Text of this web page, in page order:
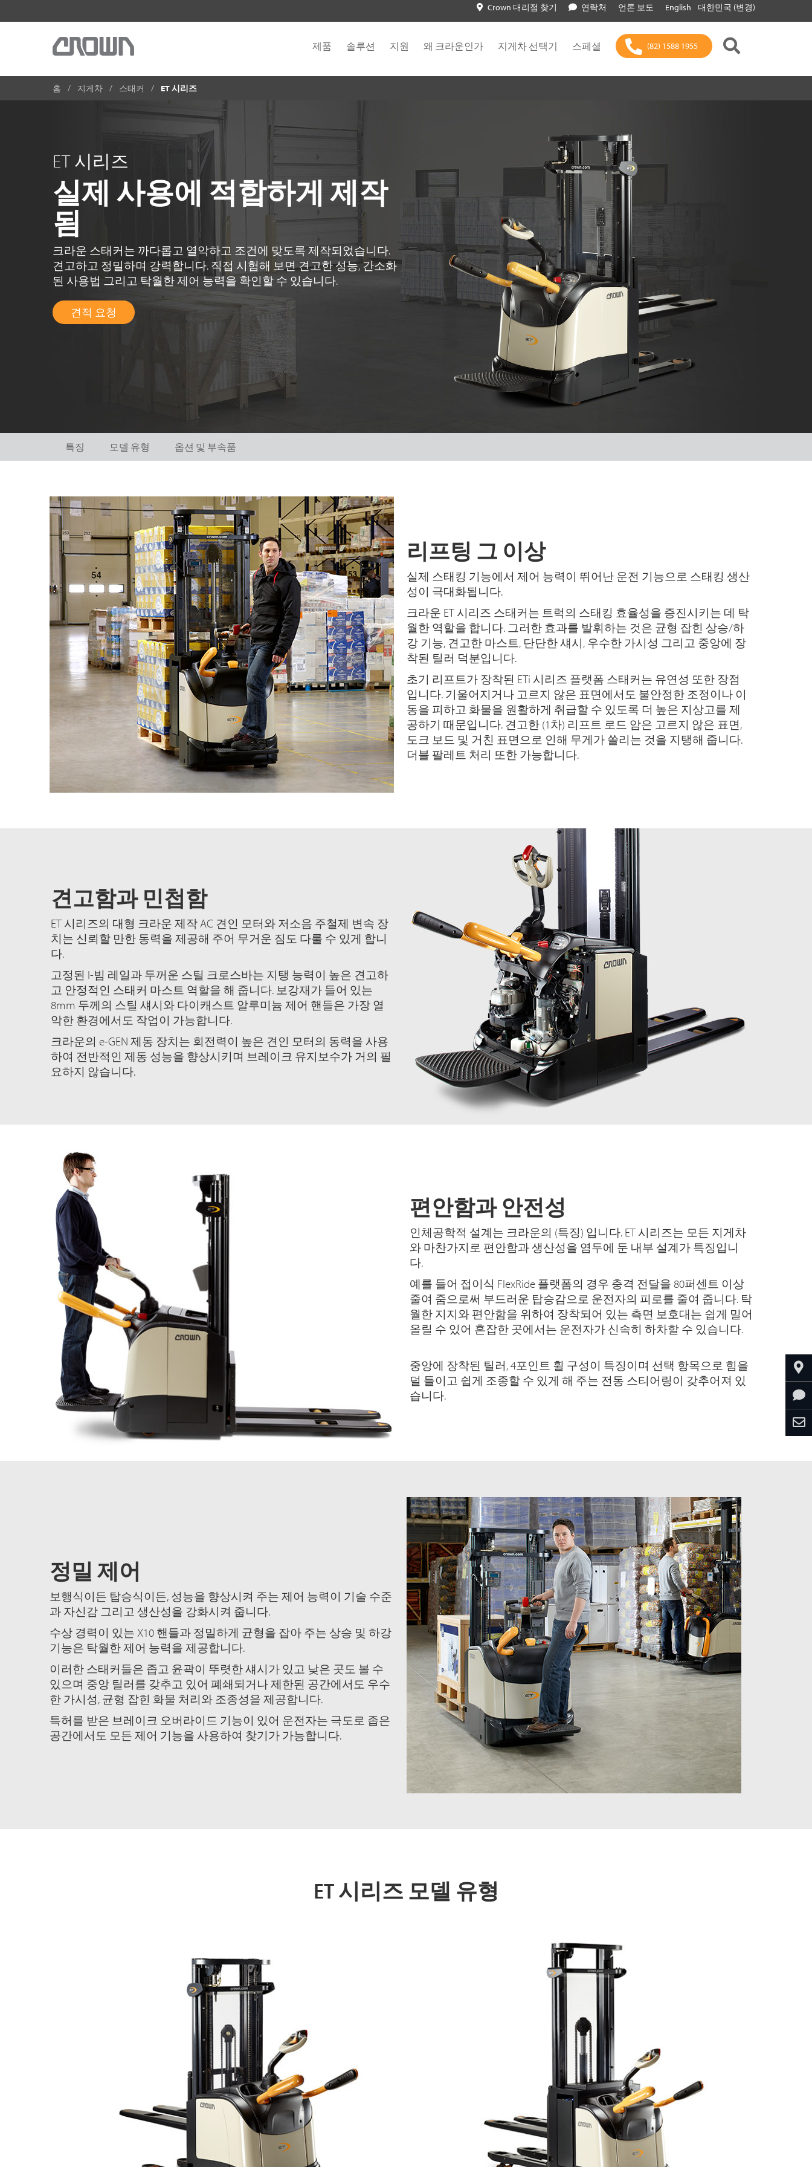
Crown 대리점 찾기 연락처 언론 보도 English 대한민국 (변경)
제품 솔루션 지원 왜 크라운인가 지게차 선택기 스페셜 (82) 1588 1955
홈 지게차 스태커 ET 시리즈
ET 시리즈
실제 사용에 적합하게 제작
됨
크라운 스태커는 까다롭고 열악하고 조건에 맞도록 제작되었습니다.
견고하고 정밀하며 강력합니다. 직접 시험해 보면 견고한 성능, 간소화
된 사용법 그리고 탁월한 제어 능력을 확인할 수 있습니다.
견적 요청
특징 모델 유형 옵션 및 부속품
리프팅 그 이상
실제 스태킹 기능에서 제어 능력이 뛰어난 운전 기능으로 스태킹 생산
성이 극대화됩니다.
크라운 ET 시리즈 스태커는 트럭의 스태킹 효율성을 증진시키는 데 탁
월한 역할을 합니다. 그러한 효과를 발휘하는 것은 균형 잡힌 상승/하
강 기능, 견고한 마스트, 단단한 섀시, 우수한 가시성 그리고 중앙에 장
착된 틸러 덕분입니다.
초기 리프트가 장착된 ETi 시리즈 플랫폼 스태커는 유연성 또한 장점
입니다. 기울어지거나 고르지 않은 표면에서도 불안정한 조정이나 이
동을 피하고 화물을 원활하게 취급할 수 있도록 더 높은 지상고를 제
공하기 때문입니다. 견고한 (1차) 리프트 로드 암은 고르지 않은 표면,
도크 보드 및 거친 표면으로 인해 무게가 쏠리는 것을 지탱해 줍니다.
더블 팔레트 처리 또한 가능합니다.
견고함과 민첩함
ET 시리즈의 대형 크라운 제작 AC 견인 모터와 저소음 주철제 변속 장
치는 신뢰할 만한 동력을 제공해 주어 무거운 짐도 다룰 수 있게 합니
다.
고정된 I-빔 레일과 두꺼운 스틸 크로스바는 지탱 능력이 높은 견고하
고 안정적인 스태커 마스트 역할을 해 줍니다. 보강재가 들어 있는
8mm 두께의 스틸 섀시와 다이캐스트 알루미늄 제어 핸들은 가장 열
악한 환경에서도 작업이 가능합니다.
크라운의 e-GEN 제동 장치는 회전력이 높은 견인 모터의 동력을 사용
하여 전반적인 제동 성능을 향상시키며 브레이크 유지보수가 거의 필
요하지 않습니다.
편안함과 안전성
인체공학적 설계는 크라운의 (특징) 입니다. ET 시리즈는 모든 지게차
와 마찬가지로 편안함과 생산성을 염두에 둔 내부 설계가 특징입니
다.
예를 들어 접이식 FlexRide 플랫폼의 경우 충격 전달을 80퍼센트 이상
줄여 줌으로써 부드러운 탑승감으로 운전자의 피로를 줄여 줍니다. 탁
월한 지지와 편안함을 위하여 장착되어 있는 측면 보호대는 쉽게 밀어
올릴 수 있어 혼잡한 곳에서는 운전자가 신속히 하차할 수 있습니다.
중앙에 장착된 틸러, 4포인트 휠 구성이 특징이며 선택 항목으로 힘을
덜 들이고 쉽게 조종할 수 있게 해 주는 전동 스티어링이 갖추어져 있
습니다.
정밀 제어
보행식이든 탑승식이든, 성능을 향상시켜 주는 제어 능력이 기술 수준
과 자신감 그리고 생산성을 강화시켜 줍니다.
수상 경력이 있는 X10 핸들과 정밀하게 균형을 잡아 주는 상승 및 하강
기능은 탁월한 제어 능력을 제공합니다.
이러한 스태커들은 좁고 윤곽이 뚜렷한 섀시가 있고 낮은 곳도 볼 수
있으며 중앙 틸러를 갖추고 있어 폐쇄되거나 제한된 공간에서도 우수
한 가시성, 균형 잡힌 화물 처리와 조종성을 제공합니다.
특허를 받은 브레이크 오버라이드 기능이 있어 운전자는 극도로 좁은
공간에서도 모든 제어 기능을 사용하여 찾기가 가능합니다.
ET 시리즈 모델 유형